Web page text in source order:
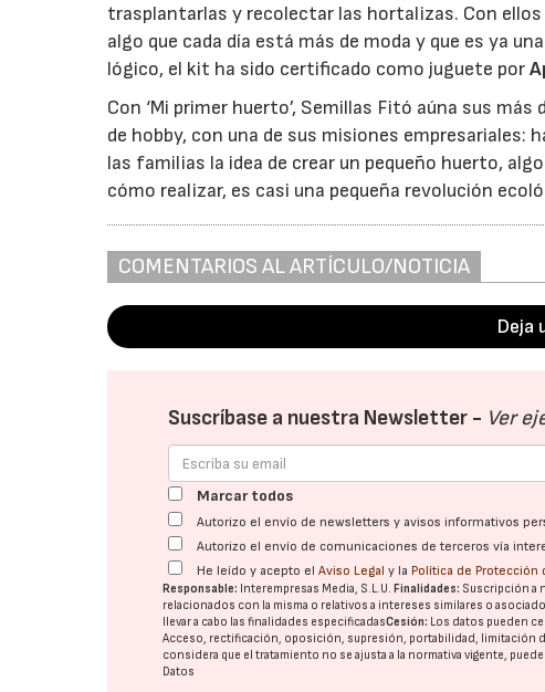
trasplantarlas y recolectar las hortalizas. Con
algo que cada día está más de moda y que es ya
lógico, el kit ha sido certificado como juguete por
Con ‘Mi primer huerto’, Semillas Fitó aúna sus
de hobby, con una de sus misiones empresariales:
las familias la idea de crear un pequeño huerto,
cómo realizar, es casi una pequeña revolución
COMENTARIOS AL ARTÍCULO/NOTICIA
Deja
Suscríbase a nuestra Newsletter - Ver
Marcar todos
Autorizo el envío de newsletters y avisos informativos
Autorizo el envío de comunicaciones de terceros vía
He leído y acepto elAviso Legal y la Política de Protección
Responsable: Interempresas Media, S.L.U. Finalidades: Suscripción a
relacionados con la misma o relativos a intereses similares o
llevar a cabo las finalidades especificadasCesión: Los datos pueden
Acceso, rectificación, oposición, supresión, portabilidad, limitación
considera que el tratamiento no se ajusta a la normativa vigente,
Datos